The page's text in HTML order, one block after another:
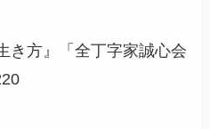
き方』「全丁字家誠心会